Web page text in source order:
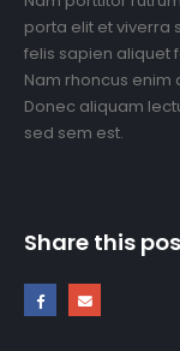
porta elit et viverra
felis sapien aliquet
Nam rhoncus enim
Donec aliquam
sed sem est.
Share this